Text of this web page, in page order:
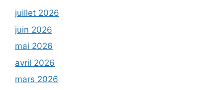
juillet 2026
juin 2026
mai 2026
avril 2026
mars 2026